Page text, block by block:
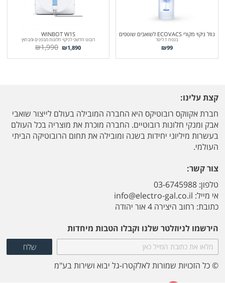
נוזל ניקוי מקורי ECOVACS לשואבים שוטפים
בנפח 1 ליטר
₪99
WINBOT W1S
רובוט חדשני לניקוי חלונות מבפנים ומבחוץ
₪1,890
₪1,990
קצת עלינו:
חברת אקווקס רובוטיקס היא החברה המובילה בעולם לייצור שואבי
אבק ומנקי חלונות רובוטיים. החברה מוכרת את מוצריה בכל העולם
בעשרות מיליוני יחידות בשנה ומובילה את תחום הרובוטיקה הביתי
העולמי.
צור קשר:
טלפון: 03-6745988
אי מייל: info@electro-gal.co.il
כתובת: רחוב היצירה 4 אור יהודה
הירשמו לניוזלטר שלנו וקבלו הטבות מיחדות
© כל הזכויות שמורות לאלקטרו-גל יבוא ושירות בע"מ